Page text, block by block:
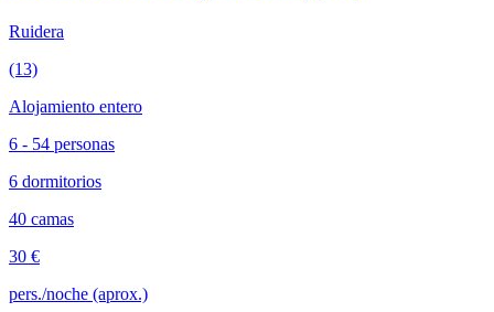
Ruidera
(13)
Alojamiento entero
6 - 54 personas
6 dormitorios
40 camas
30 €
pers./noche (aprox.)